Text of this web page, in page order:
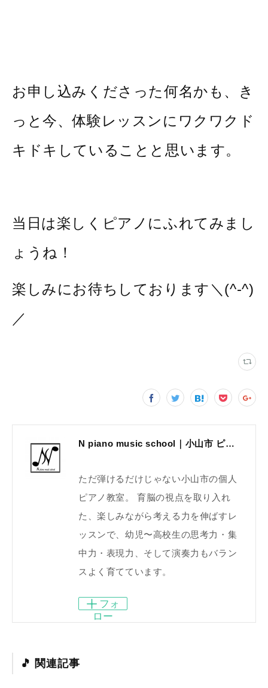
お申し込みくださった何名かも、き
っと今、体験レッスンにワクワクド
キドキしていることと思います。
当日は楽しくピアノにふれてみまし
ょうね！
楽しみにお待ちしております＼(^-^)
／
N piano music school｜小山市 ピアノ教室｜考える力・集中力を育てる個人レッスン｜2025年体験レッスン受付中
ただ弾けるだけじゃない小山市の個人
ピアノ教室。 育脳の視点を取り入れ
た、楽しみながら考える力を伸ばすレ
ッスンで、幼児〜高校生の思考力・集
中力・表現力、そして演奏力もバラン
スよく育てています。
フォ
ロー
関連記事